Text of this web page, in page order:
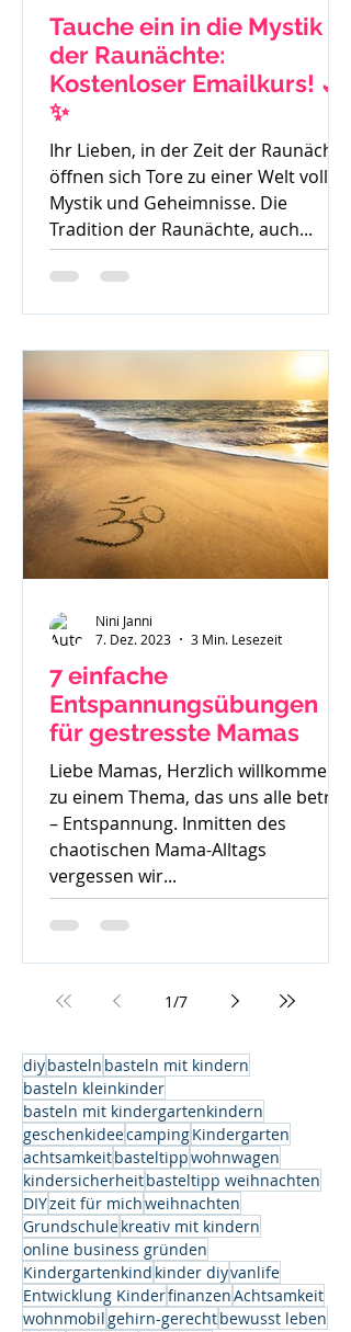
Tauche ein in die Mystik
der Raunächte:
Kostenloser Emailkurs! 🌙
✨
Ihr Lieben, in der Zeit der Raunächte
öffnen sich Tore zu einer Welt voller
Mystik und Geheimnisse. Die
Tradition der Raunächte, auch...
7 einfache
Entspannungsübungen
für gestresste Mamas
Liebe Mamas, Herzlich willkommen
zu einem Thema, das uns alle betrifft
– Entspannung. Inmitten des
chaotischen Mama-Alltags
vergessen wir...
Nini Janni
7. Dez. 2023
3 Min. Lesezeit
1/7
diybasteln basteln mit kindern
basteln kleinkinder
basteln mit kindergartenkindern
geschenkideecampingKindergarten
achtsamkeitbasteltippwohnwagen
kindersicherheitbasteltipp weihnachten
DIYzeit für michweihnachten
Grundschulekreativ mit kindern
online business gründen
Kindergartenkind kinder diyvanlife
Entwicklung KinderfinanzenAchtsamkeit
wohnmobilgehirn-gerechtbewusst leben